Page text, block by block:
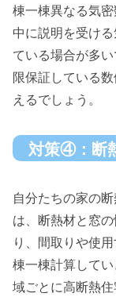
棟一棟異なる気
中に説明を受け
ている場合が多
限保証している
えるでしょう。
対策④：断
自分たちの家の
は、断熱材と窓
り、間取りや使
棟一棟計算して
域ごとに高断熱